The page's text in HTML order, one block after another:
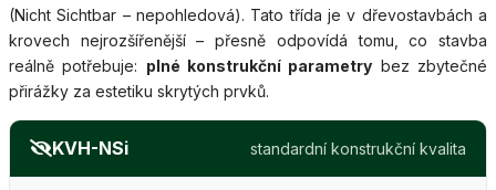
(Nicht Sichtbar – nepohledová). Tato třída je v dřevostavbách a
krovech nejrozšířenější – přesně odpovídá tomu, co stavba
reálně potřebuje: plné konstrukční parametry bez zbytečné
přirážky za estetiku skrytých prvků.
KVH-NSi standardní konstrukční kvalita